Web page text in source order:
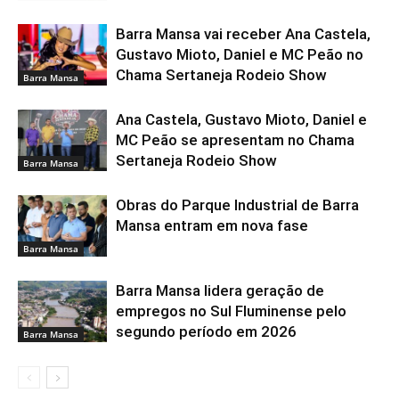
Barra Mansa
Barra Mansa vai receber Ana Castela,
Gustavo Mioto, Daniel e MC Peão no
Chama Sertaneja Rodeio Show
Barra Mansa
Ana Castela, Gustavo Mioto, Daniel e
MC Peão se apresentam no Chama
Sertaneja Rodeio Show
Barra Mansa
Obras do Parque Industrial de Barra
Mansa entram em nova fase
Barra Mansa
Barra Mansa lidera geração de
empregos no Sul Fluminense pelo
segundo período em 2026